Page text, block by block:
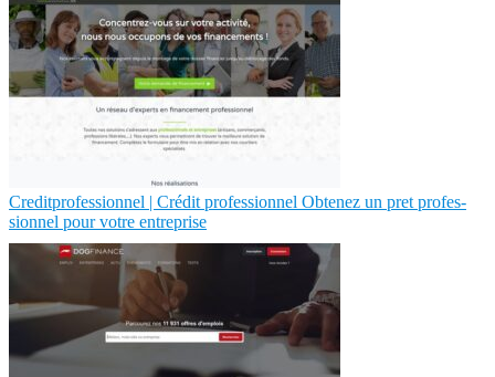
Cre­ditprofes­sion­nel | Crédit profes­sion­nel Obtenez un pret profes­
sion­nel pour votre entreprise